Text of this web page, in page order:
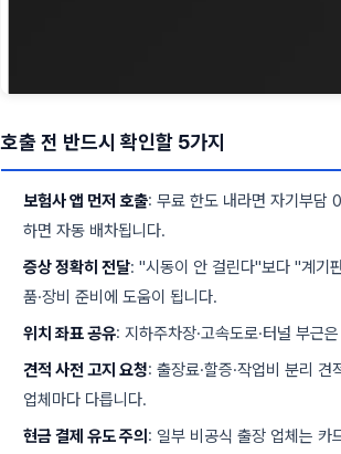
호출 전 반드시 확인할 5가지
보험사 앱 먼저 호출: 무료 한도 내라면 자기부담
하면 자동 배차됩니다.
증상 정확히 전달: "시동이 안 걸린다"보다 "계기
품·장비 준비에 도움이 됩니다.
위치 좌표 공유: 지하주차장·고속도로·터널 부근
견적 사전 고지 요청: 출장료·할증·작업비 분리
업체마다 다릅니다.
현금 결제 유도 주의 : 일부 비공식 출장 업체는 카